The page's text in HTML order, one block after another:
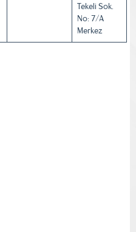
Tekeli Sok.
No: 7/A
Merkez